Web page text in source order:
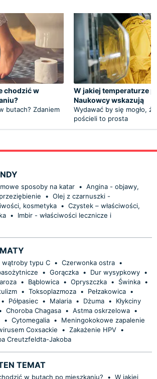
chodzić w
butach? Zdaniem
W jakiej temperaturze
Naukowcy wskazują
Wydawać by się mogło,
pościeli to prosta
sposoby na katar • Angina - objawy,
• Olej z czarnuszki -
kosmetyka • Czystek – właściwości,
•
Imbir - właściwości lecznicze i
wątroby typu C • Czerwonka ostra •
• Gorączka • Dur wysypkowy •
• Bąblowica • Opryszczka • Świnka •
• Toksoplazmoza • Pełzakowica •
• Półpasiec • Malaria • Dżuma •
Kłykciny
Choroba Chagasa • Astma oskrzelowa •
• Cytomegalia •
Meningokokowe zapalenie
Coxsackie • Zakażenie HPV •
Creutzfeldta-Jakoba
TEMAT
w butach po mieszkaniu? • W jakiej